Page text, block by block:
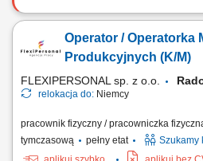
Zadania: Obsługa szlifierek do wałków
Dobór optymalnych parametrów obróbki;
kontrolnych oraz bieżąca kontrola
Operator / Operatorka
Produkcyjnych (K/M)
FLEXIPERSONAL sp. z o.o.
relokacja do: Niemcy
pracownik fizyczny / pracowniczka
tymczasową
pełny etat
Szukamy